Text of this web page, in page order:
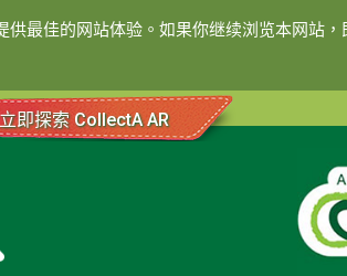
最佳的网站体验。如果你继续浏览本网站
立即探索 CollectA AR